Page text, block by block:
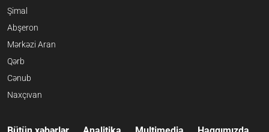
Şimal
Abşeron
Mərkəzi Aran
Qərb
Cənub
Naxçıvan